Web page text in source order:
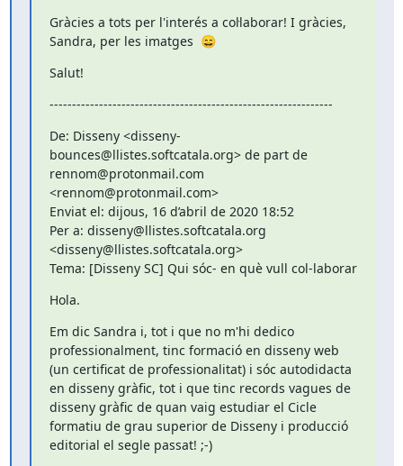
Gràcies a tots per l'interés a col·laborar! I gràcies,
Sandra, per les imatges  😄
Salut!
---------------------------------------------------------------
De: Disseny <disseny-
bounces@llistes.softcatala.org> de part de
rennom@protonmail.com
<rennom@protonmail.com>
Enviat el: dijous, 16 d’abril de 2020 18:52
Per a: disseny@llistes.softcatala.org
<disseny@llistes.softcatala.org>
Tema: [Disseny SC] Qui sóc- en què vull col-laborar
Hola.
Em dic Sandra i, tot i que no m'hi dedico
professionalment, tinc formació en disseny web
(un certificat de professionalitat) i sóc autodidacta
en disseny gràfic, tot i que tinc records vagues de
disseny gràfic de quan vaig estudiar el Cicle
formatiu de grau superior de Disseny i producció
editorial el segle passat! ;-)